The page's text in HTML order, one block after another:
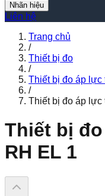
Nhãn hiệu
Liên hệ
Trang chủ
/
Thiết bị đo
/
Thiết bị đo áp lực
/
Thiết bị đo áp lực
Thiết bị
RH EL 1